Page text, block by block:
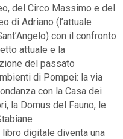
del Circo Massimo e del
di Adriano (l’attuale
con il confronto
attuale e la
del passato
di Pompei: la via
con la Casa dei
la Domus del Fauno, le
libro digitale diventa una